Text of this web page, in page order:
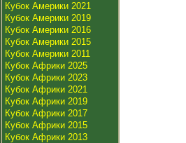
Кубок Америки 2021
Кубок Америки 2019
Кубок Америки 2016
Кубок Америки 2015
Кубок Америки 2011
Кубок Африки 2025
Кубок Африки 2023
Кубок Африки 2021
Кубок Африки 2019
Кубок Африки 2017
Кубок Африки 2015
Кубок Африки 2013